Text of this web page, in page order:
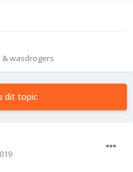
wasdrogers
dit topic